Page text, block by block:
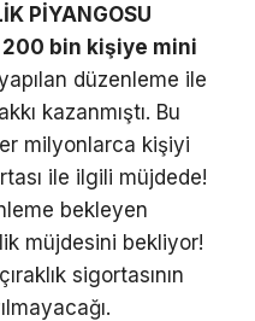
PİYANGOSU
200 bin kişiye mini
düzenleme ile
kazanmıştı. Bu
milyonlarca kişiyi
ile ilgili müjdede!
bekleyen
müjdesini bekliyor!
sigortasının